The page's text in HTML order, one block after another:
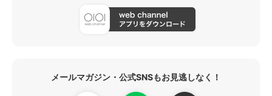
メールマガジン・公式SNSもお見逃しなく！